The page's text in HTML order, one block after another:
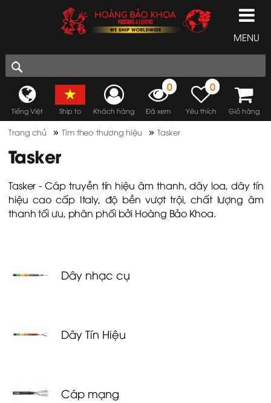
MENU
Tiếng Việt Ship to Khách hàng
0
Đã xem
0
Yêu thích Giỏ hàng
Trang chủ »Tìm theo thương hiệu »Tasker
Tasker
Tasker - Cáp truyền tín hiệu âm thanh, dây loa, dây tín
hiệu cao cấp Italy, độ bền vượt trội, chất lượng âm
thanh tối ưu, phân phối bởi Hoàng Bảo Khoa.
Dây nhạc cụ
Dây Tín Hiệu
Cáp mạng